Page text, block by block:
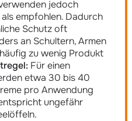
jedoch
empfohlen. Dadurch
Schutz oft
an Schultern, Armen
zu wenig Produkt
Für einen
etwa 30 bis 40
pro Anwendung
ungefähr